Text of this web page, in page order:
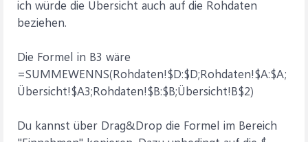
ich würde die Übersicht auch auf die Rohdaten
beziehen.
Die Formel in B3 wäre
=SUMMEWENNS(Rohdaten!$D:$D;Rohdaten!$A:$A;
Übersicht!$A3;Rohdaten!$B:$B;Übersicht!B$2)
Du kannst über Drag&Drop die Formel im Bereich